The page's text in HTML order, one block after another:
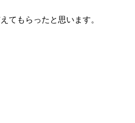
てもらったと思います。